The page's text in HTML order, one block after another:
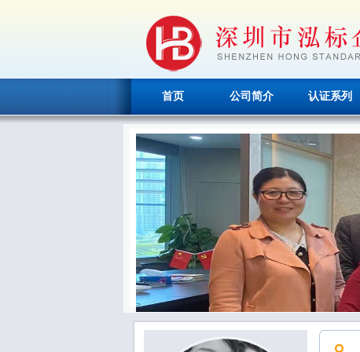
首页 公司简介 认证系列